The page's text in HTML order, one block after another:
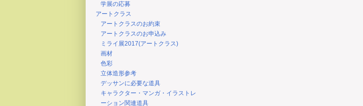
学展の応募
アートクラス
アートクラスのお約束
アートクラスのお申込み
ミライ展2017(アートクラス)
画材
色彩
立体造形参考
デッサンに必要な道具
キャラクター・マンガ・イラストレ
ーション関連道具